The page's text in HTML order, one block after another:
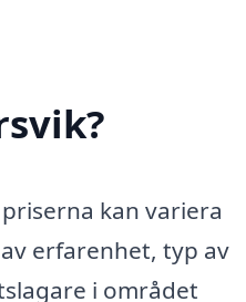
kan variera
erfarenhet, typ av
i området